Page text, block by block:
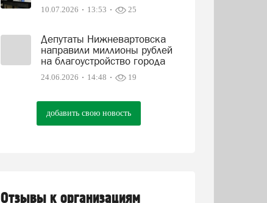
10.07.2026 13:53 25
Депутаты Нижневартовска
направили миллионы рублей
на благоустройство города
24.06.2026 14:48 19
добавить свою новость
Отзывы к организациям